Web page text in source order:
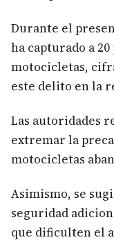
Durante el
ha capturado a
motocicletas,
este delito en la
Las autoridades
extremar la
motocicletas
Asimismo, se
seguridad
que dificulten el